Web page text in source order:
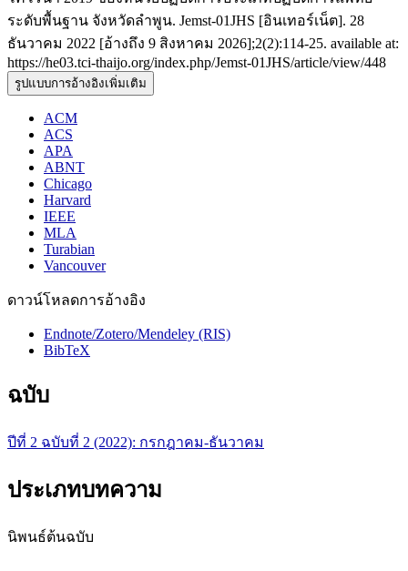
ระดับพื้นฐาน จังหวัดลำพูน. Jemst-01JHS [อินเทอร์เน็ต]. 28
ธันวาคม 2022 [อ้างถึง 9 สิงหาคม 2026];2(2):114-25. available at:
https://he03.tci-thaijo.org/index.php/Jemst-01JHS/article/view/448
รูปแบบการอ้างอิงเพิ่มเติม
ACM
ACS
APA
ABNT
Chicago
Harvard
IEEE
MLA
Turabian
Vancouver
ดาวน์โหลดการอ้างอิง
Endnote/Zotero/Mendeley (RIS)
BibTeX
ฉบับ
ปีที่ 2 ฉบับที่ 2 (2022): กรกฎาคม-ธันวาคม
ประเภทบทความ
นิพนธ์ต้นฉบับ